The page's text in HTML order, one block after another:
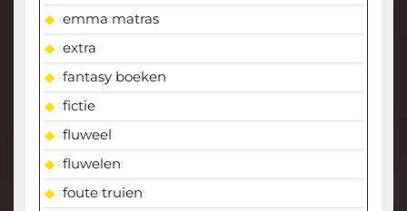
emma matras
extra
fantasy boeken
fictie
fluweel
fluwelen
foute truien